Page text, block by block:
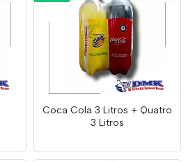
Coca Cola 3 Litros + Quatro
3 Litros